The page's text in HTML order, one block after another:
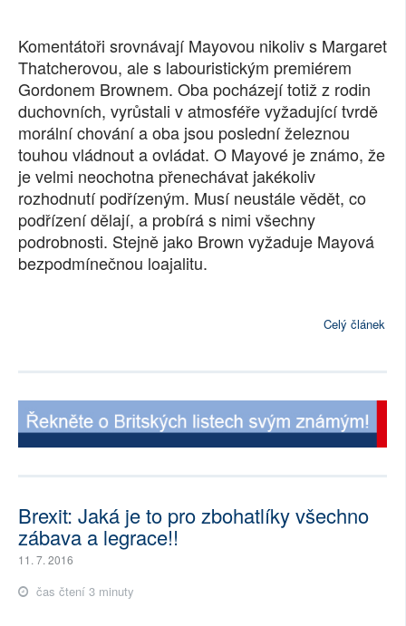
Komentátoři srovnávají Mayovou nikoliv s Margaret
Thatcherovou, ale s labouristickým premiérem
Gordonem Brownem. Oba pocházejí totiž z rodin
duchovních, vyrůstali v atmosféře vyžadující tvrdě
morální chování a oba jsou poslední železnou
touhou vládnout a ovládat. O Mayové je známo, že
je velmi neochotna přenechávat jakékoliv
rozhodnutí podřízeným. Musí neustále vědět, co
podřízení dělají, a probírá s nimi všechny
podrobnosti. Stejně jako Brown vyžaduje Mayová
bezpodmínečnou loajalitu.
Celý článek
Brexit: Jaká je to pro zbohatlíky všechno
zábava a legrace!!
11. 7. 2016
čas čtení 3 minuty